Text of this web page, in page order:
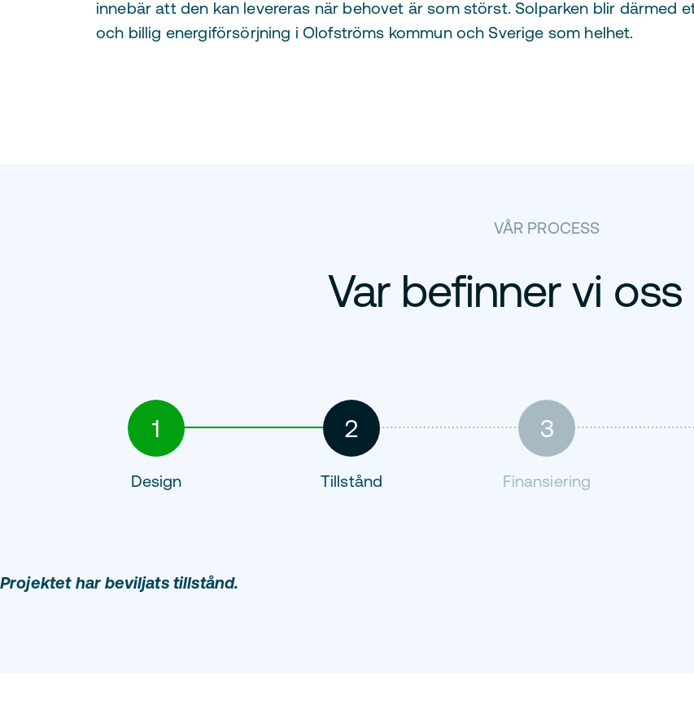
innebär att den kan levereras när behovet är som störst. Solparken blir därmed
och billig energiförsörjning i Olofströms kommun och Sverige som helhet.
VÅR PROCESS
Var befinner vi oss
1
Design
2
Tillstånd
3
Finansiering
Projektet har beviljats tillstånd.